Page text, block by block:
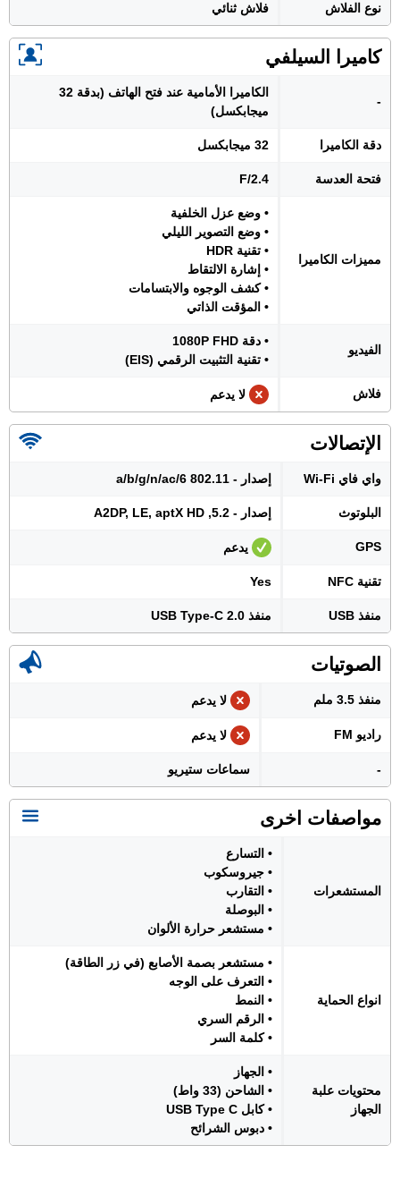
نوع الفلاش فلاش ثنائي
كاميرا السيلفي
-
الكاميرا الأمامية عند فتح الهاتف (بدقة 32
ميجابكسل)
دقة الكاميرا 32 ميجابكسل
فتحة العدسة F/2.4
مميزات الكاميرا
• وضع عزل الخلفية
• وضع التصوير الليلي
• تقنية HDR
• إشارة الالتقاط
• كشف الوجوه والابتسامات
• المؤقت الذاتي
الفيديو
• دقة 1080P FHD
• تقنية التثبيت الرقمي (EIS)
فلاش لا يدعم
الإتصالات
واي فاي Wi-Fi إصدار - 802.11 a/b/g/n/ac/6
البلوتوث إصدار - 5.2, A2DP, LE, aptX HD
GPS يدعم
تقنية NFC Yes
منفذ USB منفذ USB Type-C 2.0
الصوتيات
منفذ 3.5 ملم لا يدعم
راديو FM لا يدعم
- سماعات ستيريو
مواصفات اخرى
المستشعرات
• التسارع
• جيروسكوب
• التقارب
• البوصلة
• مستشعر حرارة الألوان
انواع الحماية
• مستشعر بصمة الأصابع (في زر الطاقة)
• التعرف على الوجه
• النمط
• الرقم السري
• كلمة السر
محتويات علبة
الجهاز
• الجهاز
• الشاحن (33 واط)
• كابل USB Type C
• دبوس الشرائح